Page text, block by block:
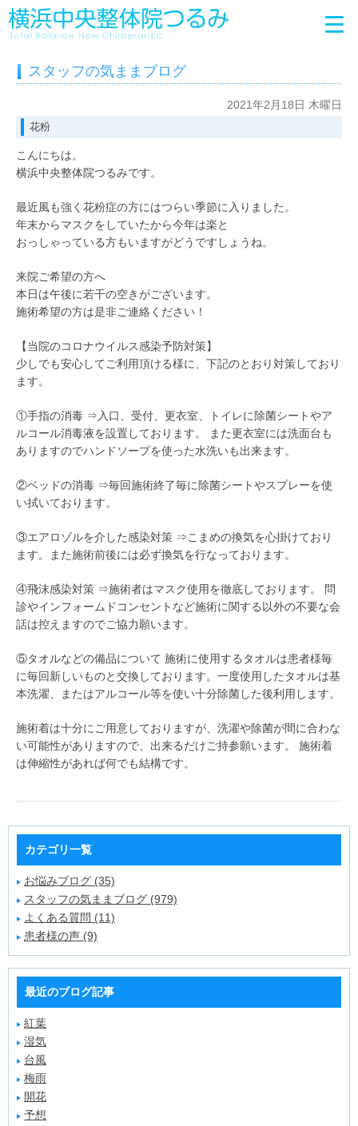
スタッフの気ままブログ
2021年2月18日 木曜日
花粉
こんにちは。
横浜中央整体院つるみです。
最近風も強く花粉症の方にはつらい季節に入りました。
年末からマスクをしていたから今年は楽と
おっしゃっている方もいますがどうですしょうね。
来院ご希望の方へ
本日は午後に若干の空きがございます。
施術希望の方は是非ご連絡ください！
【当院のコロナウイルス感染予防対策】
少しでも安心してご利用頂ける様に、下記のとおり対策しており
ます。
①手指の消毒 ⇒入口、受付、更衣室、トイレに除菌シートやア
ルコール消毒液を設置しております。 また更衣室には洗面台も
ありますのでハンドソープを使った水洗いも出来ます。
②ベッドの消毒 ⇒毎回施術終了毎に除菌シートやスプレーを使
い拭いております。
③エアロゾルを介した感染対策 ⇒こまめの換気を心掛けており
ます。また施術前後には必ず換気を行なっております。
④飛沫感染対策 ⇒施術者はマスク使用を徹底しております。 問
診やインフォームドコンセントなど施術に関する以外の不要な会
話は控えますのでご協力願います。
⑤タオルなどの備品について 施術に使用するタオルは患者様毎
に毎回新しいものと交換しております。一度使用したタオルは基
本洗濯、またはアルコール等を使い十分除菌した後利用します。
施術着は十分にご用意しておりますが、洗濯や除菌が間に合わな
い可能性がありますので、出来るだけご持参願います。 施術着
は伸縮性があれば何でも結構です。
カテゴリ一覧
お悩みブログ (35)
スタッフの気ままブログ (979)
よくある質問 (11)
患者様の声 (9)
最近のブログ記事
紅葉
湿気
台風
梅雨
開花
予想